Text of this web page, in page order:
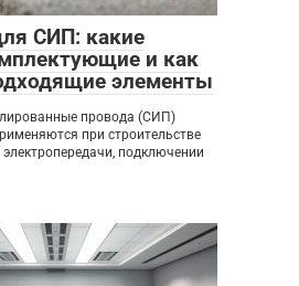
СИП: какие
и как
элементы
провода (СИП)
при строительстве
подключении